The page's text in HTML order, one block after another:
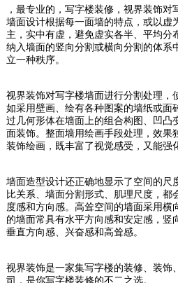
，最专业的，写字楼装修，视界装饰对
墙面设计根据每一面墙的特点，或以虚
主，实中有虚，避免虚实各半、平均分
纳入墙面的竖向分割或横向分割的体系
立一种秩序。
视界装饰对写字楼墙面进行分割处理，
如采用壁画、绘有各种图案的墙纸或面
过几何形体在墙面上的组合构图、凹凸
面装饰。整面墙用绘画手段处理，效果
装饰绘画，既丰富了视觉感受，又能强
墙面造型设计还正确地显示了空间的尺
比关系、墙面分割形式、肌理尺度，都
度感和方向感。高耸空间的墙面采用横
的墙面常具有水平方向感和安定感，竖
垂直方向感、兴奋感和高耸感。
视界装饰是一家集写字楼的装修、装饰
司，是你写字楼装修的不二之选。